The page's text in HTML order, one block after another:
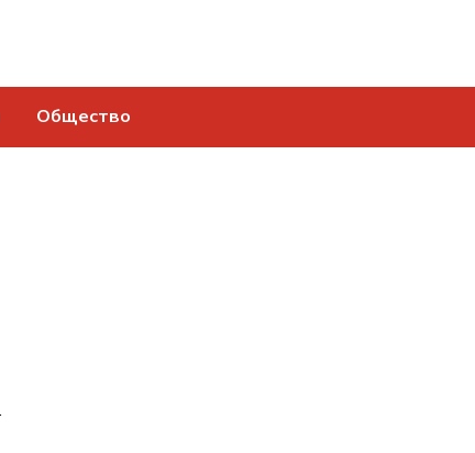
Общество